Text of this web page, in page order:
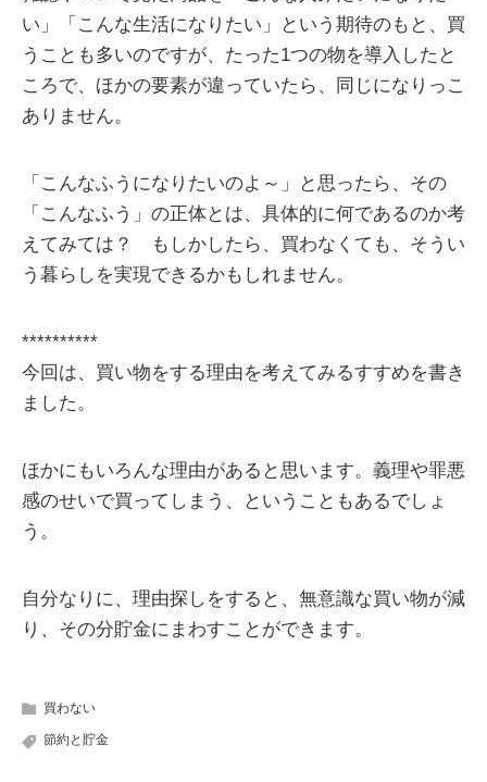
い」「こんな生活になりたい」という期待のもと、買
うことも多いのですが、たった1つの物を導入したと
ころで、ほかの要素が違っていたら、同じになりっこ
ありません。
「こんなふうになりたいのよ～」と思ったら、その
「こんなふう」の正体とは、具体的に何であるのか考
えてみては？ もしかしたら、買わなくても、そうい
う暮らしを実現できるかもしれません。
**********
今回は、買い物をする理由を考えてみるすすめを書き
ました。
ほかにもいろんな理由があると思います。義理や罪悪
感のせいで買ってしまう、ということもあるでしょ
う。
自分なりに、理由探しをすると、無意識な買い物が減
り、その分貯金にまわすことができます。
買わない
節約と貯金